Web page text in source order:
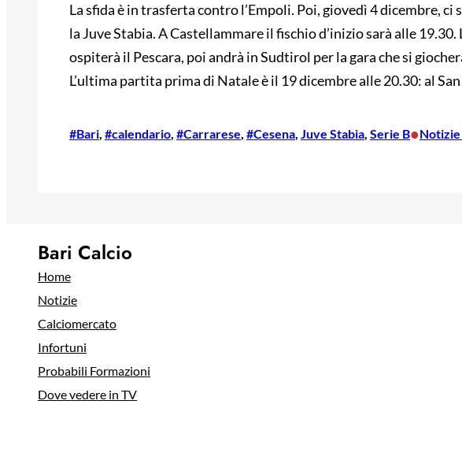
La sfida è in trasferta contro l’Empoli. Poi, giovedì 4 dicembre, ci
la Juve Stabia. A Castellammare il fischio d’inizio sarà alle
ospiterà il Pescara, poi andrà in Sudtirol per la gara che si
L’ultima partita prima di Natale è il 19 dicembre alle 20.30: al
#Bari, #calendario, #Carrarese, #Cesena, Juve Stabia, Serie B•Notizie
Bari Calcio
Home
Notizie
Calciomercato
Infortuni
Probabili Formazioni
Dove vedere in TV